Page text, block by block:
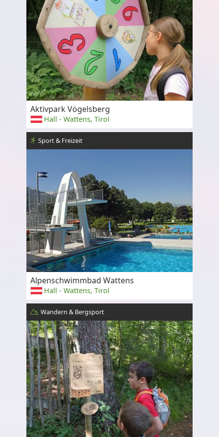
Aktivpark Vögelsberg
Hall - Wattens, Tirol
Sport & Freizeit
Alpenschwimmbad Wattens
Hall - Wattens, Tirol
Wandern & Bergsport